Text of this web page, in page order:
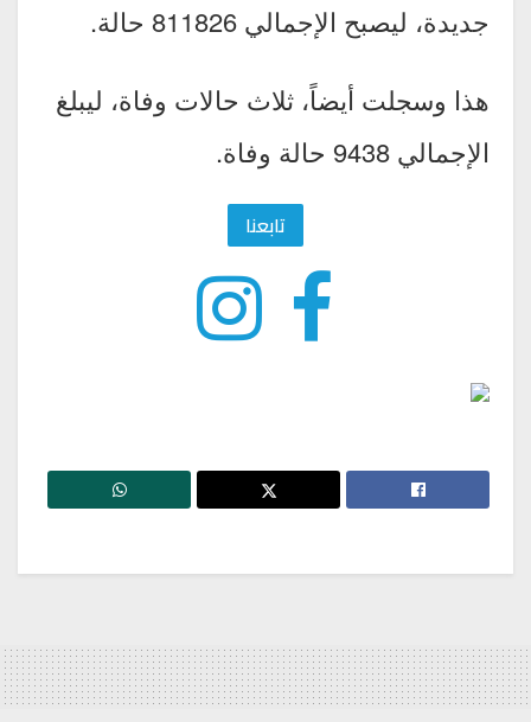
جديدة، ليصبح الإجمالي 811826 حالة.
هذا وسجلت أيضاً، ثلاث حالات وفاة، ليبلغ
الإجمالي 9438 حالة وفاة.
تابعنا